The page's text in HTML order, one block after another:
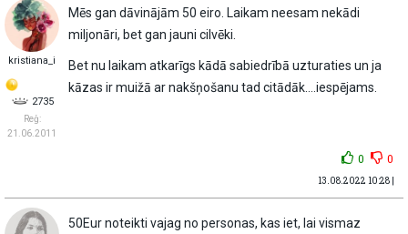
kristiana_i
2735
Reģ:
21.06.2011
Mēs gan dāvinājām 50 eiro. Laikam neesam nekādi
miljonāri, bet gan jauni cilvēki.
Bet nu laikam atkarīgs kādā sabiedrībā uzturaties un ja
kāzas ir muižā ar nakšņošanu tad citādāk….iespējams.
0 0
13.08.2022 10:28 |
50Eur noteikti vajag no personas, kas iet, lai vismaz